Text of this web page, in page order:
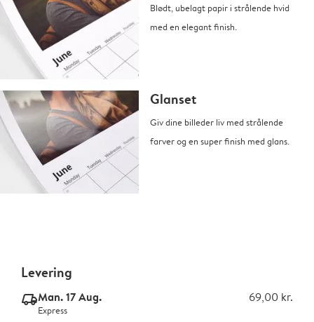
Blødt, ubelagt papir i strålende hvid
med en elegant finish.
Glanset
Giv dine billeder liv med strålende
farver og en super finish med glans.
Levering
delivery_express_v2Man. 17 Aug. 69,00 kr.
Express